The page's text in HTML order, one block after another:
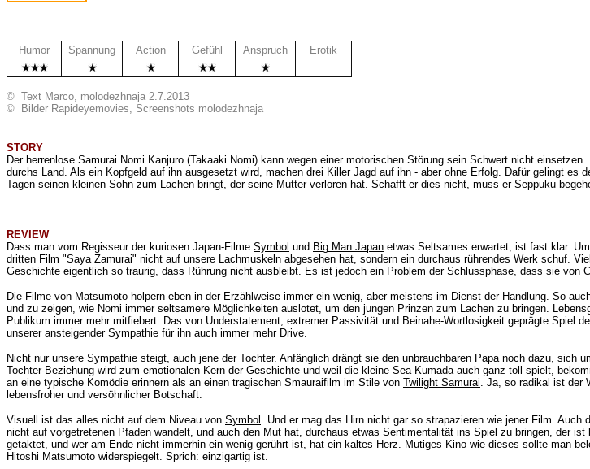
Humor Spannung Action Gefühl Anspruch
Erotik
© Text Marco, molodezhnaja 2.7.2013
© Bilder Rapideyemovies, Screenshots molodezhnaja
STORY
Der herrenlose Samurai Nomi Kanjuro (Takaaki Nomi) kann wegen einer motorischen Störung sein Schwert nicht
durchs Land. Als ein Kopfgeld auf ihn ausgesetzt wird, machen drei Killer Jagd auf ihn - aber ohne Erfolg. Dafür gelingt
Tagen seinen kleinen Sohn zum Lachen bringt, der seine Mutter verloren hat. Schafft er dies nicht, muss er Seppuku
REVIEW
Dass man vom Regisseur der kuriosen Japan-Filme Symbol und Big Man Japan etwas Seltsames erwartet, ist fast klar.
dritten Film "Saya Zamurai" nicht auf unsere Lachmuskeln abgesehen hat, sondern ein durchaus rührendes Werk schuf.
Geschichte eigentlich so traurig, dass Rührung nicht ausbleibt. Es ist jedoch ein Problem der Schlussphase, dass sie
Die Filme von Matsumoto holpern eben in der Erzählweise immer ein wenig, aber meistens im Dienst der Handlung. So
und zu zeigen, wie Nomi immer seltsamere Möglichkeiten auslotet, um den jungen Prinzen zum Lachen zu bringen.
Publikum immer mehr mitfiebert. Das von Understatement, extremer Passivität und Beinahe-Wortlosigkeit geprägte Spiel
unserer ansteigender Sympathie für ihn auch immer mehr Drive.
Nicht nur unsere Sympathie steigt, auch jene der Tochter. Anfänglich drängt sie den unbrauchbaren Papa noch dazu,
Tochter-Beziehung wird zum emotionalen Kern der Geschichte und weil die kleine Sea Kumada auch ganz toll spielt,
an eine typische Komödie erinnern als an einen tragischen Smauraifilm im Stile von Twilight Samurai. Ja, so radikal ist der
lebensfroher und versöhnlicher Botschaft.
Visuell ist das alles nicht auf dem Niveau von Symbol . Und er mag das Hirn nicht gar so strapazieren wie jener Film.
nicht auf vorgetretenen Pfaden wandelt, und auch den Mut hat, durchaus etwas Sentimentalität ins Spiel zu bringen, der
getaktet, und wer am Ende nicht immerhin ein wenig gerührt ist, hat ein kaltes Herz. Mutiges Kino wie dieses sollte man
Hitoshi Matsumoto widerspiegelt. Sprich: einzigartig ist.